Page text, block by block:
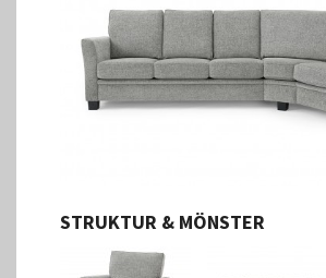
STRUKTUR & MÖNSTER